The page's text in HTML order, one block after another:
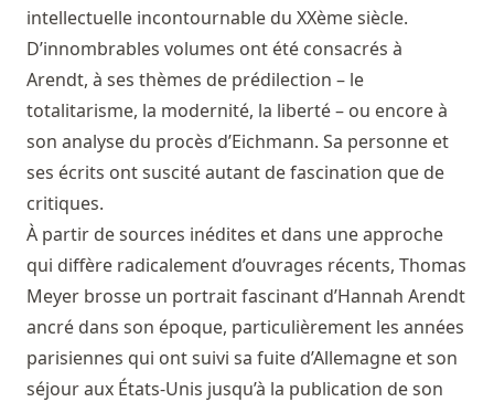
intellectuelle incontournable du XXème siècle.
D’innombrables volumes ont été consacrés à
Arendt, à ses thèmes de prédilection – le
totalitarisme, la modernité, la liberté – ou encore à
son analyse du procès d’Eichmann. Sa personne et
ses écrits ont suscité autant de fascination que de
critiques.
À partir de sources inédites et dans une approche
qui diffère radicalement d’ouvrages récents, Thomas
Meyer brosse un portrait fascinant d’Hannah Arendt
ancré dans son époque, particulièrement les années
parisiennes qui ont suivi sa fuite d’Allemagne et son
séjour aux États-Unis jusqu’à la publication de son